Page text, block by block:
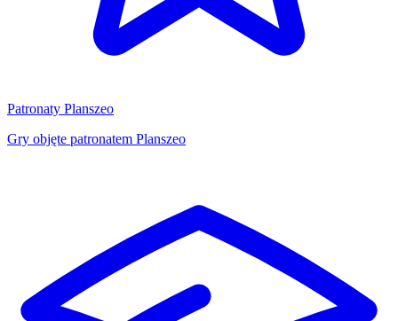
Patronaty Planszeo
Gry objęte patronatem Planszeo